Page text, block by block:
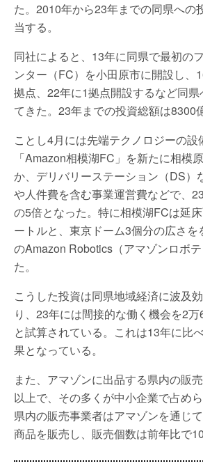
た。2010年から23年までの同県への
当する。
同社によると、13年に同県で最初の
ンター（FC）を小田原市に開設し、
拠点、22年に1拠点開設するなど同
てきた。23年までの投資総額は8300
ことし4月には先端テクノロジーの設
「Amazon相模湖FC」を新たに相模
か、デリバリーステーション（DS）
や人件費を含む事業運営費などで、
の5倍となった。特に相模湖FCは延
ートルと、東京ドーム3個分の広さを
のAmazon Robotics（アマゾンロボ
た。
こうした投資は同県地域経済に波及
り、23年には間接的な働く機会を2
と試算されている。これは13年に比
果となっている。
また、アマゾンに出品する県内の販
以上で、その多くが中小企業で占めら
県内の販売事業者はアマゾンを通じ
商品を販売し、販売個数は前年比で